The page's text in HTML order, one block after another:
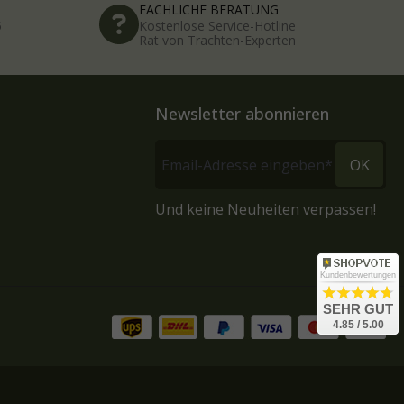
FACHLICHE BERATUNG
Kostenlose Service-Hotline
Rat von Trachten-Experten
Newsletter abonnieren
OK
Und keine Neuheiten verpassen!
Kundenbewertungen
SEHR GUT
4.85 / 5.00